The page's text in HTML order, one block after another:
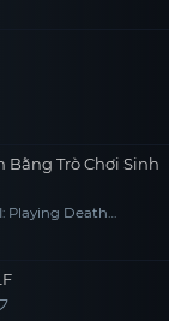
Bằng Trò Chơi Sinh
Playing Death